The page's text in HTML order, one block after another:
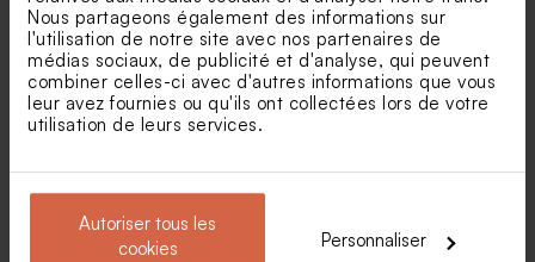
Nous partageons également des informations sur
l'utilisation de notre site avec nos partenaires de
médias sociaux, de publicité et d'analyse, qui peuvent
combiner celles-ci avec d'autres informations que vous
leur avez fournies ou qu'ils ont collectées lors de votre
utilisation de leurs services.
Autoriser tous les
cookies
Personnaliser
Faire part naissance
animaux de la forêt
Carte polaroïd naissance trio
de photo
Sticker naissance
montgolfière
Sticker baptême petite
chapelle